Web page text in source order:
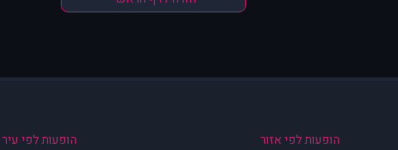
הופעות לפי אזור הופעות לפי עיר